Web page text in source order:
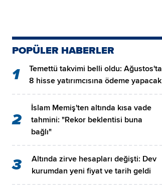
POPÜLER HABERLER
1
Temettü takvimi belli oldu: Ağustos'ta
8 hisse yatırımcısına ödeme yapacak
2
İslam Memiş'ten altında kısa vade
tahmini: "Rekor beklentisi buna
bağlı"
3
Altında zirve hesapları değişti: Dev
kurumdan yeni fiyat ve tarih geldi